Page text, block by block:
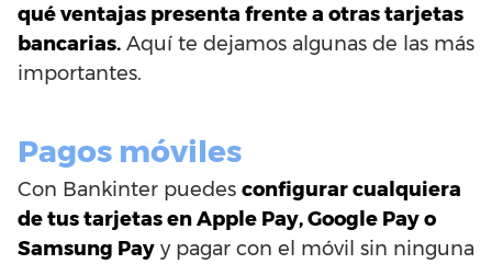
qué ventajas presenta frente a otras tarjetas
bancarias. Aquí te dejamos algunas de las más
importantes.
Pagos móviles
Con Bankinter puedes configurar cualquiera
de tus tarjetas en Apple Pay, Google Pay o
Samsung Pay y pagar con el móvil sin ninguna